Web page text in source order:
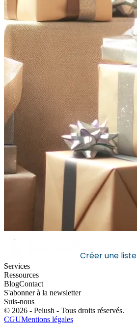
Créer une liste
Services
Ressources
BlogContact
S'abonner à la newsletter
Suis-nous
© 2026 - Pelush - Tous droits réservés.
CGUMentions légales